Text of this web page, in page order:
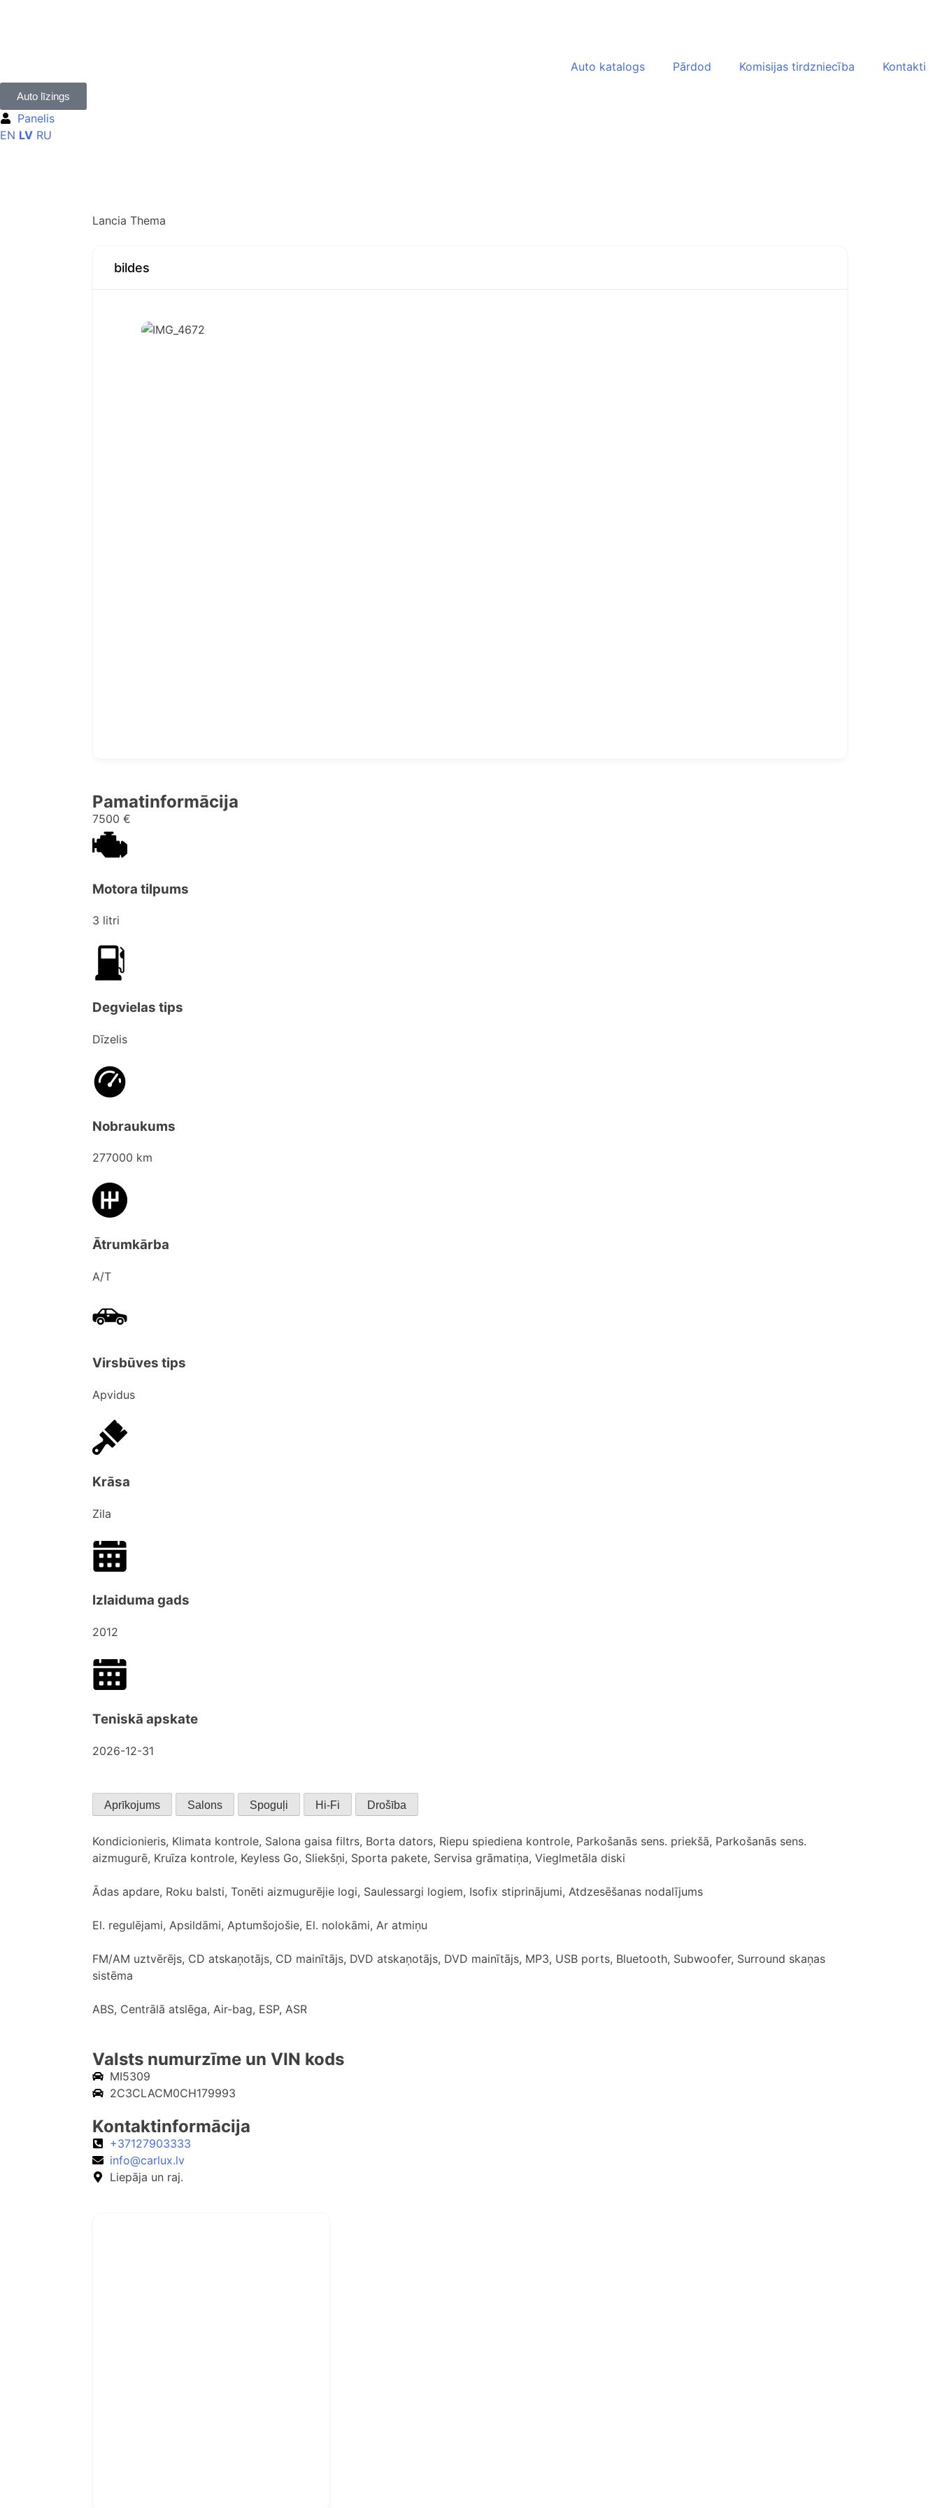
Auto katalogs Pārdod Komisijas tirdzniecība Kontakti
Auto līzings
Panelis
EN LV RU
Lancia Thema
bildes
Pamatinformācija
7500 €
Motora tilpums
3 litri
Degvielas tips
Dīzelis
Nobraukums
277000 km
Ātrumkārba
A/T
Virsbūves tips
Apvidus
Krāsa
Zila
Izlaiduma gads
2012
Teniskā apskate
2026-12-31
Aprīkojums Salons Spoguļi Hi-Fi Drošība
Kondicionieris, Klimata kontrole, Salona gaisa filtrs, Borta dators, Riepu spiediena kontrole, Parkošanās sens. priekšā, Parkošanās sens.
aizmugurē, Kruīza kontrole, Keyless Go, Sliekšņi, Sporta pakete, Servisa grāmatiņa, Vieglmetāla diski
Ādas apdare, Roku balsti, Tonēti aizmugurējie logi, Saulessargi logiem, Isofix stiprinājumi, Atdzesēšanas nodalījums
El. regulējami, Apsildāmi, Aptumšojošie, El. nolokāmi, Ar atmiņu
FM/AM uztvērējs, CD atskaņotājs, CD mainītājs, DVD atskaņotājs, DVD mainītājs, MP3, USB ports, Bluetooth, Subwoofer, Surround skaņas
sistēma
ABS, Centrālā atslēga, Air-bag, ESP, ASR
Valsts numurzīme un VIN kods
MI5309
2C3CLACM0CH179993
Kontaktinformācija
+37127903333
info@carlux.lv
Liepāja un raj.